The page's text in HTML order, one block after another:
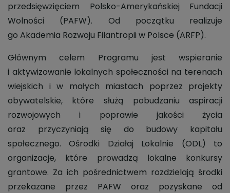
przedsięwzięciem Polsko-Amerykańskiej Fundacji
Wolności (PAFW). Od początku realizuje
go Akademia Rozwoju Filantropii w Polsce (ARFP).
Głównym celem Programu jest wspieranie
i aktywizowanie lokalnych społeczności na terenach
wiejskich i w małych miastach poprzez projekty
obywatelskie, które służą pobudzaniu aspiracji
rozwojowych i poprawie jakości życia
oraz przyczyniają się do budowy kapitału
społecznego. Ośrodki Działaj Lokalnie (ODL) to
organizacje, które prowadzą lokalne konkursy
grantowe. Za ich pośrednictwem rozdzielają środki
przekazane przez PAFW oraz pozyskane od